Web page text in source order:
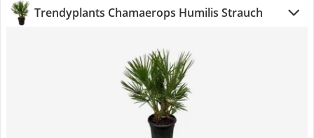
Trendyplants Chamaerops Humilis Strauch